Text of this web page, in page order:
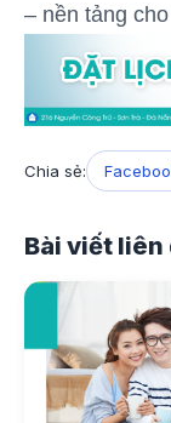
– nền tảng
Chia sẻ:
Bài viết liên